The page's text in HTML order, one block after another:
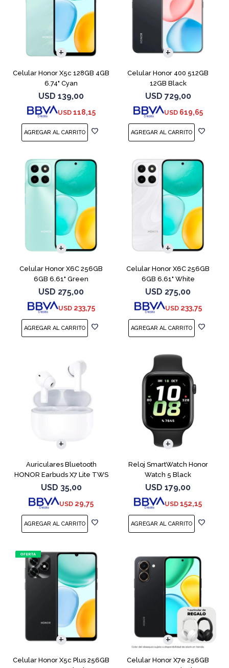
Celular Honor X5c 128GB 4GB
6.74" Cyan
USD 139,00
USD 118,15
COMPARAR
Celular Honor 400 512GB
12GB Black
USD 729,00
USD 619,65
COMPARAR
Celular Honor X6C 256GB
6GB 6.61" Green
USD 275,00
USD 233,75
COMPARAR
Celular Honor X6C 256GB
6GB 6.61" White
USD 275,00
USD 233,75
COMPARAR
Auriculares Bluetooth
HONOR Earbuds X7 Lite TWS
White
USD 35,00
USD 29,75
Reloj SmartWatch Honor
Watch 5 Black
USD 179,00
USD 152,15
Celular Honor X5c Plus 256GB
COMPARAR
Celular Honor X7e 256GB
COMPARAR